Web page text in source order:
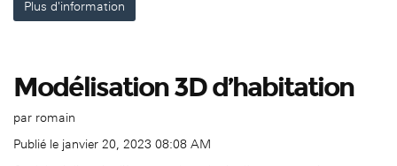
Plus d'information
Modélisation 3D d’habitation
par romain
Publié le janvier 20, 2023 08:08 AM